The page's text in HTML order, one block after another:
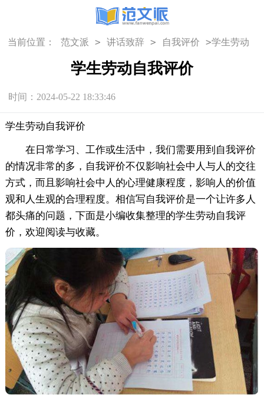
当前位置： 范文派 > 讲话致辞 > 自我评价 >学生劳动
学生劳动自我评价
时间：2024-05-22 18:33:46
学生劳动自我评价
在日常学习、工作或生活中，我们需要用到自我评价
的情况非常的多，自我评价不仅影响社会中人与人的交往
方式，而且影响社会中人的心理健康程度，影响人的价值
观和人生观的合理程度。相信写自我评价是一个让许多人
都头痛的问题，下面是小编收集整理的学生劳动自我评
价，欢迎阅读与收藏。